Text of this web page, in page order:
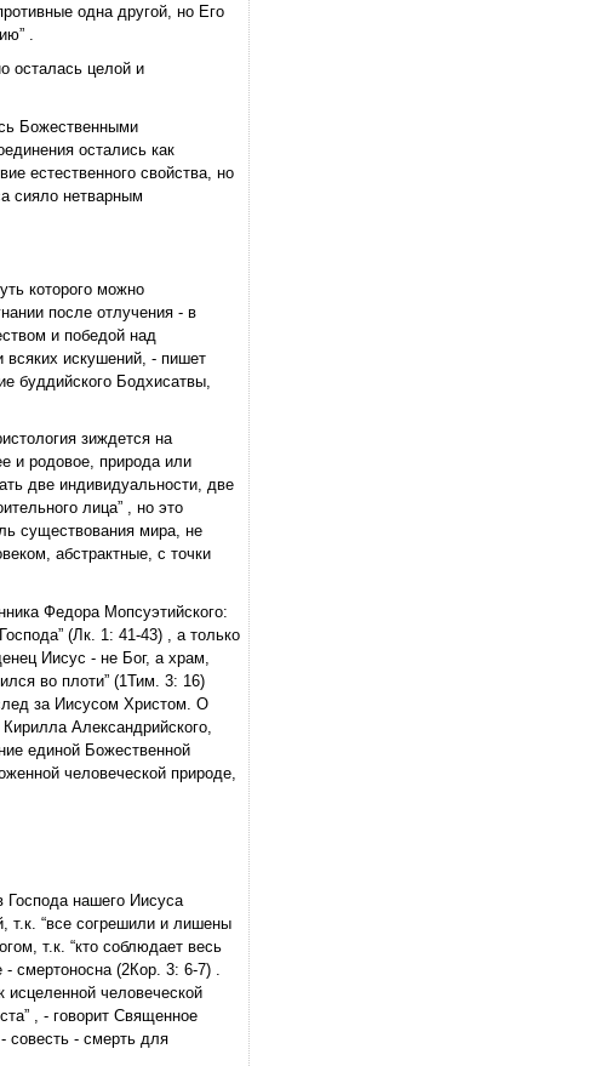
одна другой, но Его
.
осталась целой и
Божественными
остались как
естественного свойства, но
сияло нетварным
которого можно
после отлучения - в
и победой над
всяких искушений, - пишет
буддийского Бодхисатвы,
зиждется на
и родовое, природа или
две индивидуальности, две
лица” , но это
существования мира, не
абстрактные, с точки
Федора Мопсуэтийского:
(Лк. 1: 41-43) , а только
Иисус - не Бог, а храм,
во плоти” (1Тим. 3: 16)
за Иисусом Христом. О
Александрийского,
единой Божественной
человеческой природе,
Господа нашего Иисуса
т.к. “все согрешили и лишены
т.к. “кто соблюдает весь
смертоносна (2Кор. 3: 6-7) .
исцеленной человеческой
, - говорит Священное
совесть - смерть для